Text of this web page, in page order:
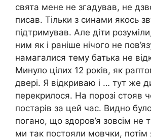
свята мене не згадував, не
писав. Тільки з синами якось
підтримував. Але діти
ним як і раніше нічого не
намагалися тему батька не
Минуло цілих 12 років, як
двері. Я відкриваю і … тут же
перекрилося. На порозі стояв
постарів за цей час. Видно
погано, що здоров’я зовсім не
ми так постояли мовчки, потім